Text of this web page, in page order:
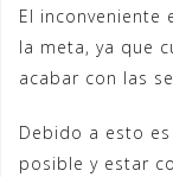
El inconveniente
la meta, ya que
acabar con las
Debido a esto
posible y estar